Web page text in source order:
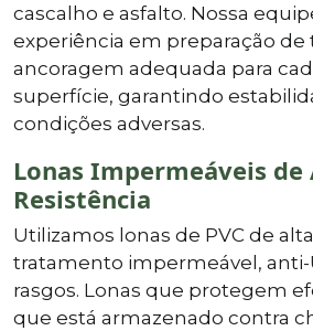
cascalho e asfalto. Nossa
experiência em preparação de
ancoragem adequada para
superfície, garantindo
condições adversas.
Lonas Impermeáveis de
Resistência
Utilizamos lonas de PVC de
tratamento impermeável, anti-
rasgos. Lonas que protegem
que está armazenado contra